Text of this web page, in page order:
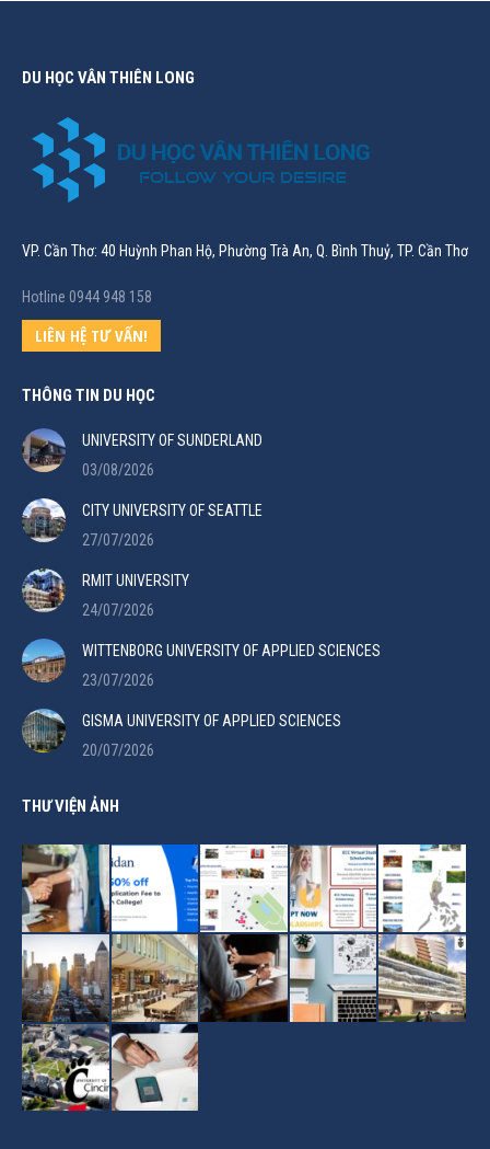
DU HỌC VÂN THIÊN LONG
VP. Cần Thơ: 40 Huỳnh Phan Hộ, Phường Trà An, Q. Bình Thuỷ, TP. Cần Thơ
Hotline 0944 948 158
LIÊN HỆ TƯ VẤN!
THÔNG TIN DU HỌC
UNIVERSITY OF SUNDERLAND
03/08/2026
CITY UNIVERSITY OF SEATTLE
27/07/2026
RMIT UNIVERSITY
24/07/2026
WITTENBORG UNIVERSITY OF APPLIED SCIENCES
23/07/2026
GISMA UNIVERSITY OF APPLIED SCIENCES
20/07/2026
THƯ VIỆN ẢNH